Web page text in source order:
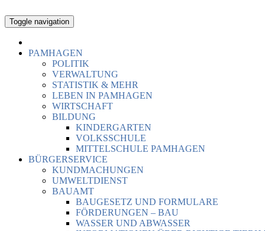
Toggle navigation
PAMHAGEN
POLITIK
VERWALTUNG
STATISTIK & MEHR
LEBEN IN PAMHAGEN
WIRTSCHAFT
BILDUNG
KINDERGARTEN
VOLKSSCHULE
MITTELSCHULE PAMHAGEN
BÜRGERSERVICE
KUNDMACHUNGEN
UMWELTDIENST
BAUAMT
BAUGESETZ UND FORMULARE
FÖRDERUNGEN – BAU
WASSER UND ABWASSER